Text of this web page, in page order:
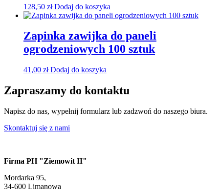
128,50 zł Dodaj do koszyka
Zapinka zawijka do paneli
ogrodzeniowych 100 sztuk
41,00 zł Dodaj do koszyka
Zapraszamy do kontaktu
Napisz do nas, wypełnij formularz lub zadzwoń do naszego biura.
Skontaktuj się z nami
Firma PH "Ziemowit II"
Mordarka 95,
34-600 Limanowa